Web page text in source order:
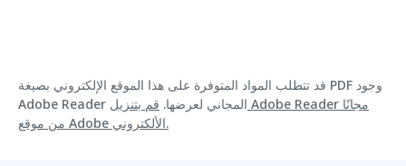
قد تتطلب المواد المتوفرة على هذا الموقع الإلكتروني بصيغة PDF وجود
Adobe Reader المجاني لعرضها. قم بتنزيل Adobe Reader مجانًا
من موقع Adobe الألكتروني.